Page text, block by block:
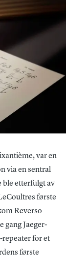
var en
via en sentral
ble etterfulgt av
første
Reverso
gang Jaeger-
for et
første